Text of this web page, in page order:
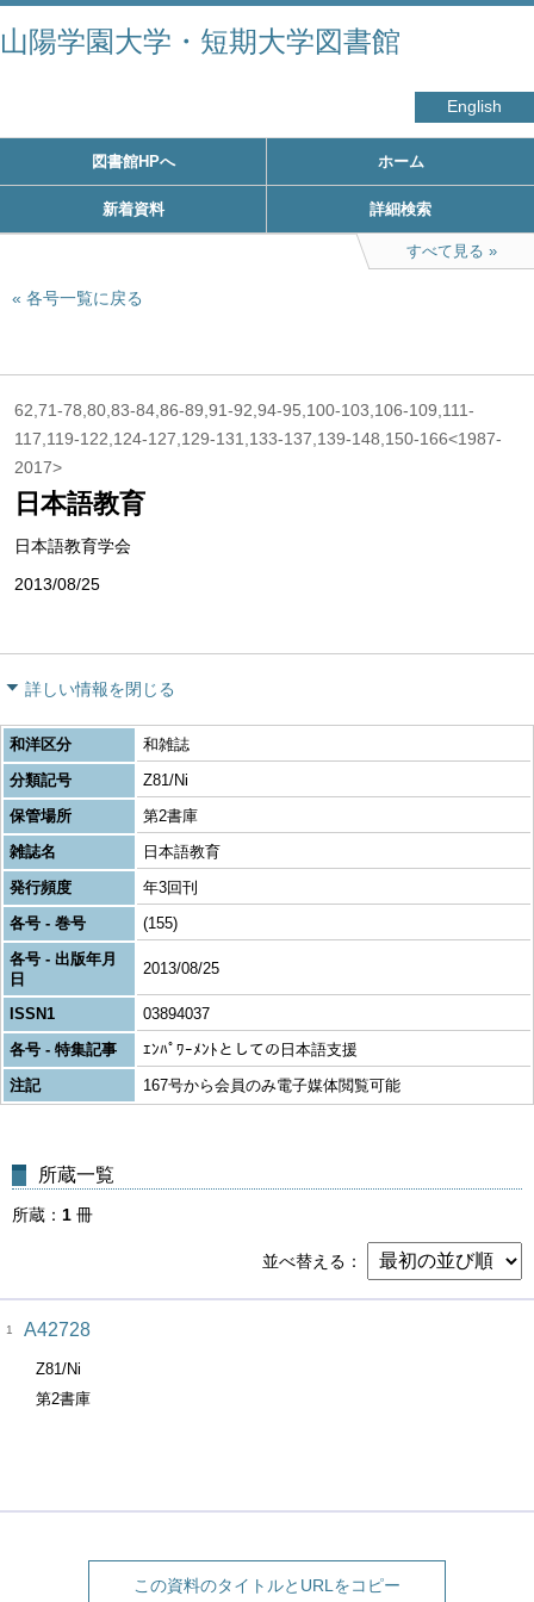
山陽学園大学・短期大学図書館
English
図書館HPへ ホーム
新着資料 詳細検索
すべて見る
各号一覧に戻る
62,71-78,80,83-84,86-89,91-92,94-95,100-103,106-109,111-
117,119-122,124-127,129-131,133-137,139-148,150-166<1987-
2017>
日本語教育
日本語教育学会
2013/08/25
詳しい情報を閉じる
和洋区分
和雑誌
分類記号
Z81/Ni
保管場所
第2書庫
雑誌名
日本語教育
発行頻度
年3回刊
各号 - 巻号
(155)
各号 - 出版年月
日
2013/08/25
ISSN1
03894037
各号 - 特集記事
ｴﾝﾊﾟﾜｰﾒﾝﾄとしての日本語支援
注記
167号から会員のみ電子媒体閲覧可能
所蔵一覧
所蔵 1 冊
並べ替える
1 A42728
Z81/Ni
第2書庫
この資料のタイトルとURLをコピー